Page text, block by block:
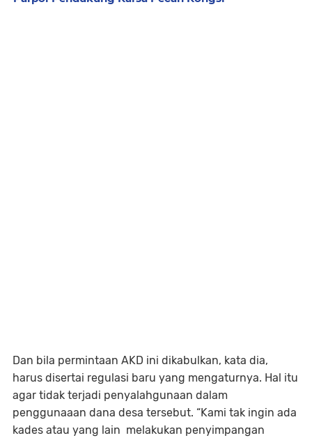
Dan bila permintaan AKD ini dikabulkan, kata dia,
harus disertai regulasi baru yang mengaturnya. Hal itu
agar tidak terjadi penyalahgunaan dalam
penggunaaan dana desa tersebut. “Kami tak ingin ada
kades atau yang lain melakukan penyimpangan